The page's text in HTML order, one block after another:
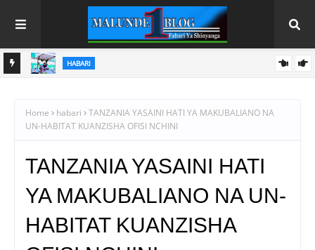
HABARI
Home habari
TANZANIA YASAINI HATI YA MAKUBALIANO NA
UN-HABITAT KUANZISHA OFISI NCHINI
TANZANIA YASAINI HATI
YA MAKUBALIANO NA UN-
HABITAT KUANZISHA